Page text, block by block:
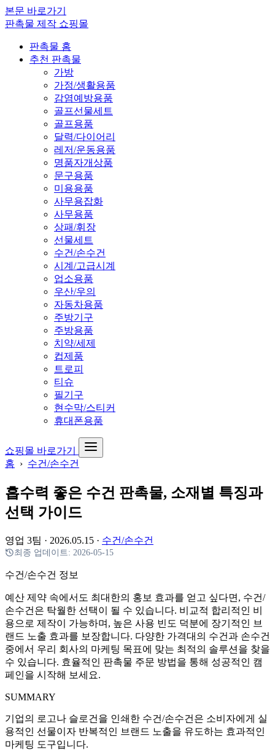
본문 바로가기
판촉물 제작 쇼핑몰
판촉물 홈
추천 판촉물
가방
가정/생활용품
감염예방용품
골프선물세트
골프용품
달력/다이어리
레저/운동용품
명품자개상품
문구용품
미용용품
사무용잡화
사무용품
상패/휘장
선물세트
수건/손수건
시계/고급시계
업소용품
우산/우의
자동차용품
주방기구
주방용품
치약/세제
컵제품
트로피
티슈
필기구
현수막/스티커
휴대폰용품
쇼핑몰 바로가기
홈 › 수건/손수건
흡수력 좋은 수건 판촉물, 소재별 특징과
선택 가이드
영업 3팀 · 2026.05.15 · 수건/손수건
최종 업데이트: 2026-05-15
수건/손수건 정보
예산 제약 속에서도 최대한의 홍보 효과를 얻고 싶다면, 수건/
손수건은 탁월한 선택이 될 수 있습니다. 비교적 합리적인 비
용으로 제작이 가능하며, 높은 사용 빈도 덕분에 장기적인 브
랜드 노출 효과를 보장합니다. 다양한 가격대의 수건과 손수건
중에서 우리 회사의 마케팅 목표에 맞는 최적의 솔루션을 찾을
수 있습니다. 효율적인 판촉물 주문 방법을 통해 성공적인 캠
페인을 시작해 보세요.
SUMMARY
기업의 로고나 슬로건을 인쇄한 수건/손수건은 소비자에게 실
용적인 선물이자 반복적인 브랜드 노출을 유도하는 효과적인
마케팅 도구입니다.